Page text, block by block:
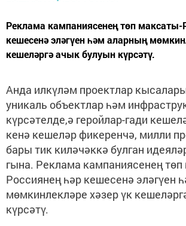
Реклама кампаниясенең төп максаты-
кешесенә эләгүен һәм аларның
кешеләргә ачык булуын күрсәтү.
Анда илкүләм проектлар
уникаль объектлар һәм
күрсәтелде,ә геройлар-гади
кенә кешеләр фикеренчә, милли
бары тик киләчәккә булган
гына. Реклама кампаниясенең
Россиянең һәр кешесенә эләгүен
мөмкинлекләре хәзер үк
күрсәтү.